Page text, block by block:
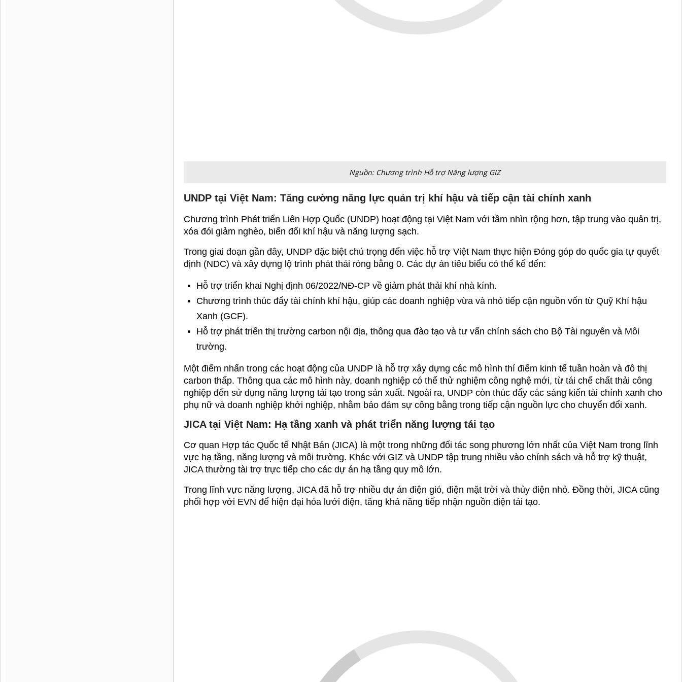
Trong lĩnh vực năng lượng, JICA đã hỗ trợ nhiều dự án điện gió, điện mặt trời và thủy điện nhỏ. Đồng thời, JICA cũng
phối hợp với EVN để hiện đại hóa lưới điện, tăng khả năng tiếp nhận nguồn điện tái tạo.
Từ ba trường hợp nêu trên có thể thấy, hỗ trợ quốc tế không chỉ dừng lại ở cấp chính phủ mà còn trực tiếp mang lại lợi
ích cho doanh nghiệp. GIZ giúp doanh nghiệp tiếp cận công nghệ và chuẩn quản lý năng lượng tiên tiến; UNDP mở ra
kênh tiếp cận tài chính khí hậu và thử nghiệm mô hình kinh tế xanh; JICA tạo điều kiện tham gia vào các dự án hạ tầng
và năng lượng quy mô lớn.
Để tận dụng tốt các cơ hội này, doanh nghiệp Việt Nam cần chủ động hơn. Trước hết là theo dõi thông tin từ các tổ
chức và cơ quan quản lý để kịp thời đăng ký tham gia các dự án thí điểm. Tiếp đến, cần nâng cao năng lực nội bộ, đặc
biệt là trong quản lý năng lượng, báo cáo phát thải và quản trị rủi ro môi trường – xã hội, để đáp ứng tiêu chuẩn của
các nhà tài trợ. Cuối cùng, doanh nghiệp nên coi những chương trình hỗ trợ này như bệ phóng, từ đó phát triển mô
hình kinh doanh bền vững, sẵn sàng hội nhập sâu hơn vào chuỗi cung ứng toàn cầu.
►AHP GROUP - Tiết kiệm năng lượng, kiến tạo tương lai xanh!
CÔNG TY CỔ PHẦN TẬP ĐOÀN AN HÀ PHƯƠNG - AHP GROUP
Trụ sở công ty tại: Số 8A ngõ 192/14, đường Giải Phóng, Phường Phương Liệt, Thành phố Hà
Nội.
Văn phòng giao dịch tại: A902, 124 Minh Khai, Tương Mai, Hà Nội
Tel: 0915.380.009 - Hotline: Hotline kinh doanh/kỹ thuật: 0915.380.009
Email:contact@ahpgroup.vn
ahpgroup.vn